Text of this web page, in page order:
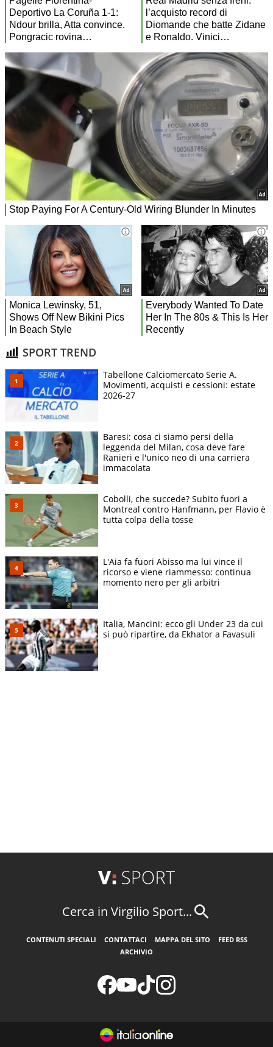
SPORT TREND
Tabellone Calciomercato Serie A.
Movimenti, acquisti e cessioni: estate
2026-27
Baresi: cosa ci siamo persi della
leggenda del Milan, cosa deve fare
Ranieri e l'unico neo di una carriera
immacolata
Cobolli, che succede? Subito fuori a
Montreal contro Hanfmann, per Flavio è
tutta colpa della tosse
L'Aia fa fuori Abisso ma lui vince il
ricorso e viene riammesso: continua
momento nero per gli arbitri
Italia, Mancini: ecco gli Under 23 da cui
si può ripartire, da Ekhator a Favasuli
Cerca in Virgilio Sport...
CONTENUTI SPECIALI CONTATTACI MAPPA DEL SITO
FEED RSS
ARCHIVIO